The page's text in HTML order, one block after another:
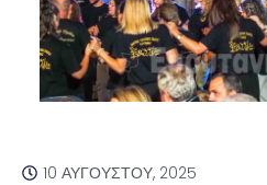
10 ΑΥΓΟΎΣΤΟΥ, 2025